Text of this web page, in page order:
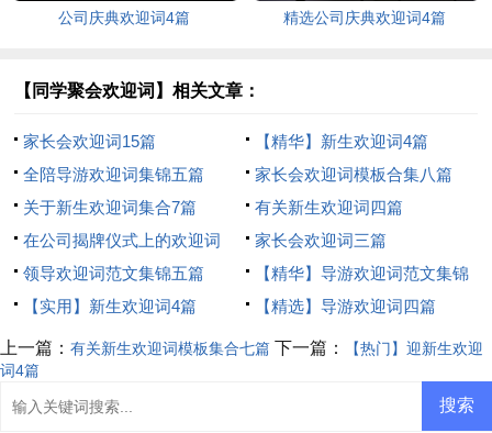
公司庆典欢迎词4篇 精选公司庆典欢迎词4篇
【同学聚会欢迎词】相关文章：
家长会欢迎词15篇
【精华】新生欢迎词4篇
全陪导游欢迎词集锦五篇
家长会欢迎词模板合集八篇
关于新生欢迎词集合7篇
有关新生欢迎词四篇
在公司揭牌仪式上的欢迎词
家长会欢迎词三篇
领导欢迎词范文集锦五篇
【精华】导游欢迎词范文集锦
7篇
【实用】新生欢迎词4篇 【精选】导游欢迎词四篇
上一篇： 有关新生欢迎词模板集合七篇 下一篇：
【热门】迎新生欢迎
词4篇